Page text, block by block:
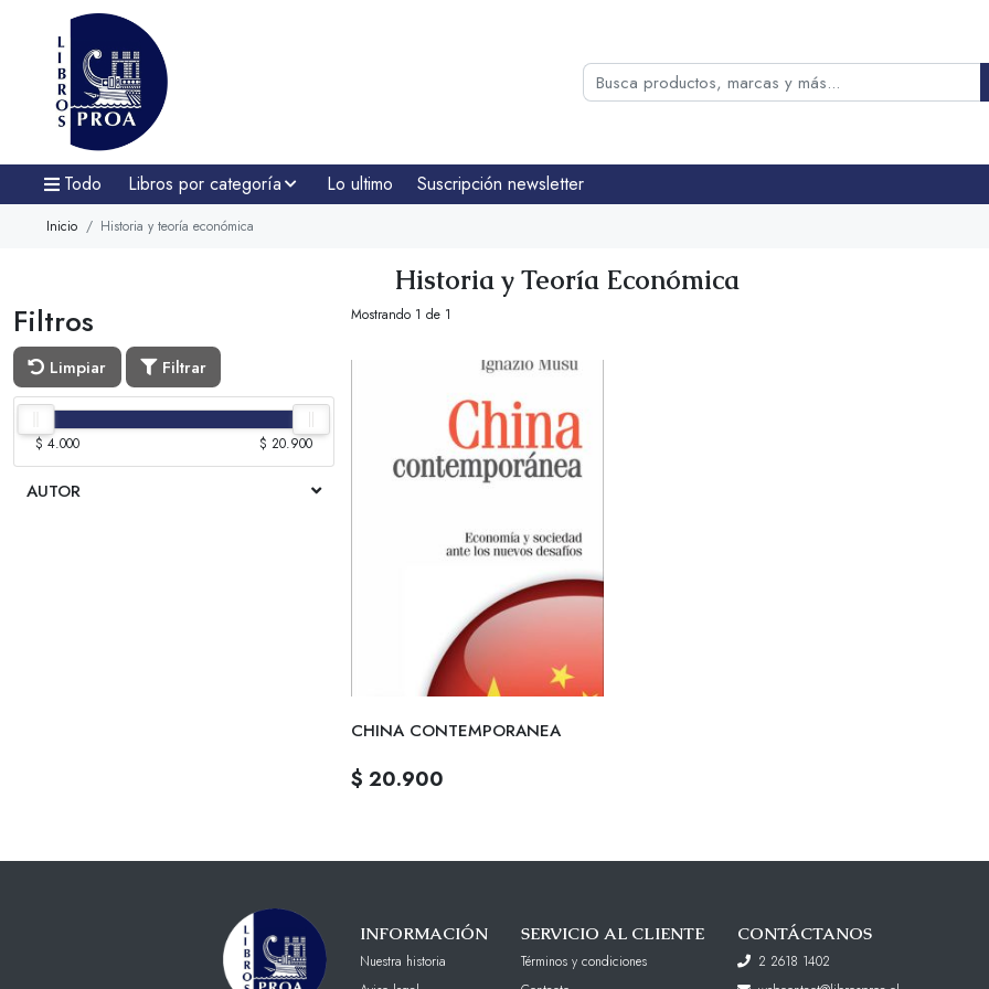
Todo Libros por categoría Lo ultimo Suscripción newsletter
Inicio Historia y teoría económica
Historia y Teoría Económica
Filtros
Limpiar Filtrar
$ 4.000 $ 20.900
AUTOR
Mostrando 1 de 1
CHINA CONTEMPORANEA
$ 20.900
INFORMACIÓN
Nuestra historia
SERVICIO AL CLIENTE
Términos y condiciones
CONTÁCTANOS
2 2618 1402